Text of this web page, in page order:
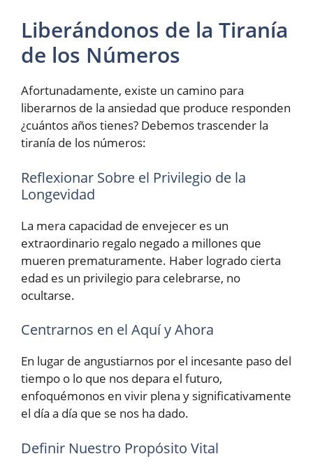
Liberándonos de la Tiranía
de los Números
Afortunadamente, existe un camino para
liberarnos de la ansiedad que produce responden
¿cuántos años tienes? Debemos trascender la
tiranía de los números:
Reflexionar Sobre el Privilegio de la
Longevidad
La mera capacidad de envejecer es un
extraordinario regalo negado a millones que
mueren prematuramente. Haber logrado cierta
edad es un privilegio para celebrarse, no
ocultarse.
Centrarnos en el Aquí y Ahora
En lugar de angustiarnos por el incesante paso del
tiempo o lo que nos depara el futuro,
enfoquémonos en vivir plena y significativamente
el día a día que se nos ha dado.
Definir Nuestro Propósito Vital